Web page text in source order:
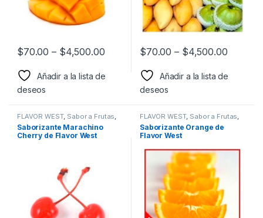
$70.00 – $4,500.00
Añadir a la lista de
deseos
$70.00 – $4,500.00
Añadir a la lista de
deseos
FLAVOR WEST, Sabor a Frutas,
Sabores Frutales Saborizantes
Saborizante Marachino
Cherry de Flavor West
FLAVOR WEST, Sabor a Frutas,
Sabores Frutales Saborizantes
Saborizante Orange de
Flavor West